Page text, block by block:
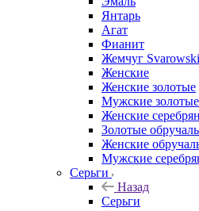
Янтарь
Агат
Фианит
Жемчуг Svarowski
Женские
Женские золотые
Мужские золотые
Женские
Золотые
Женские
Мужские
Серьги
Назад
Серьги